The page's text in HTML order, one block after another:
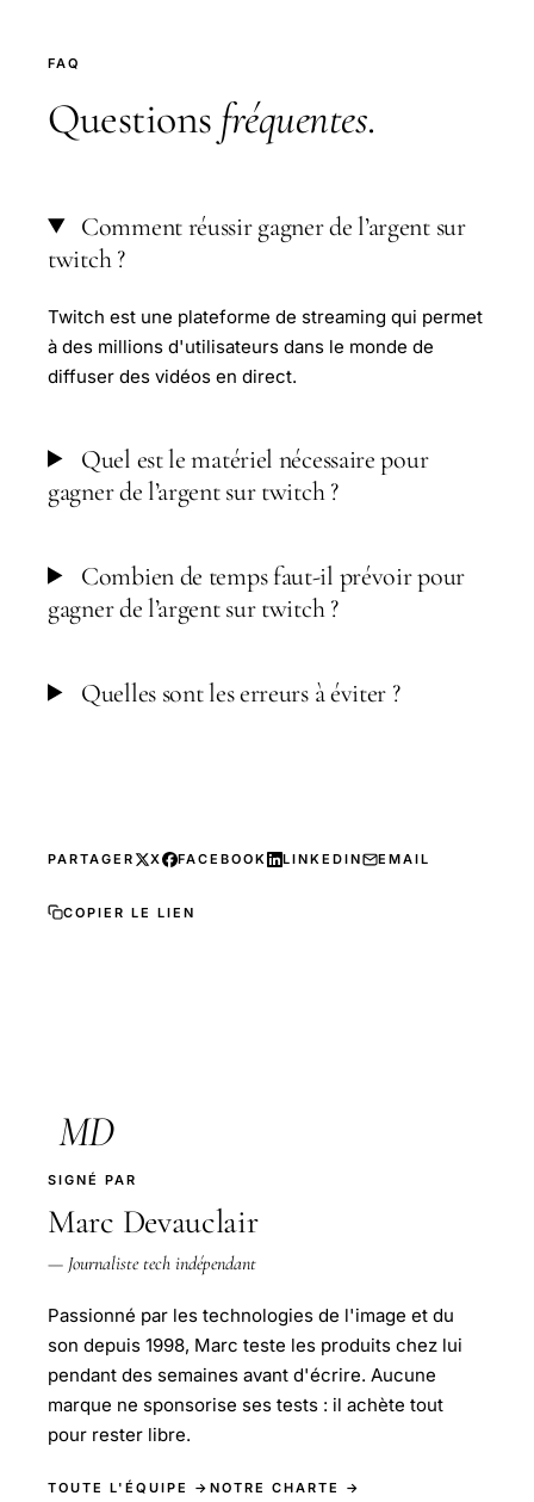
FAQ
Questions fréquentes.
Comment réussir gagner de l’argent sur
twitch ?
Twitch est une plateforme de streaming qui permet
à des millions d'utilisateurs dans le monde de
diffuser des vidéos en direct.
Quel est le matériel nécessaire pour
gagner de l’argent sur twitch ?
Combien de temps faut-il prévoir pour
gagner de l’argent sur twitch ?
Quelles sont les erreurs à éviter ?
PARTAGER X FACEBOOK LINKEDIN EMAIL
COPIER LE LIEN
MD
SIGNÉ PAR
Marc Devauclair
— Journaliste tech indépendant
Passionné par les technologies de l'image et du
son depuis 1998, Marc teste les produits chez lui
pendant des semaines avant d'écrire. Aucune
marque ne sponsorise ses tests : il achète tout
pour rester libre.
TOUTE L'ÉQUIPE → NOTRE CHARTE →